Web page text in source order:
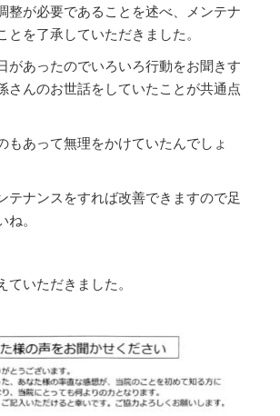
整が必要であることを述べ、メンテナ
とを了承していただきました。
があったのでいろいろ行動をお聞きす
さんのお世話をしていたことが共通点
もあって無理をかけていたんでしょ
テナンスをすれば改善できますので足
。
いただきました。